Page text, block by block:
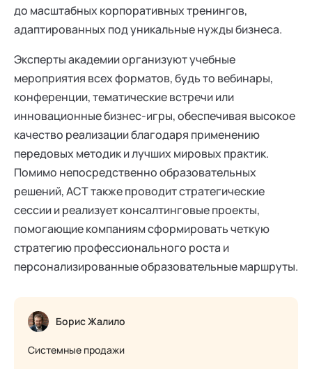
до масштабных корпоративных тренингов,
адаптированных под уникальные нужды бизнеса.
Эксперты академии организуют учебные
мероприятия всех форматов, будь то вебинары,
конференции, тематические встречи или
инновационные бизнес-игры, обеспечивая высокое
качество реализации благодаря применению
передовых методик и лучших мировых практик.
Помимо непосредственно образовательных
решений, АСТ также проводит стратегические
сессии и реализует консалтинговые проекты,
помогающие компаниям сформировать четкую
стратегию профессионального роста и
персонализированные образовательные маршруты.
Борис Жалило
Системные продажи